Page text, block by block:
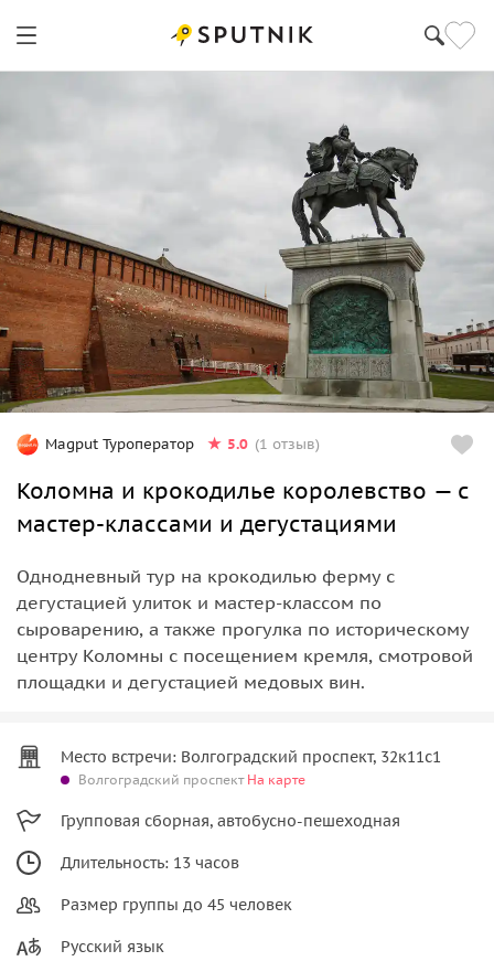
Magput Туроператор 5.0 (1 отзыв)
Коломна и крокодилье королевство — с
мастер-классами и дегустациями
Однодневный тур на крокодилью ферму с
дегустацией улиток и мастер-классом по
сыроварению, а также прогулка по историческому
центру Коломны с посещением кремля, смотровой
площадки и дегустацией медовых вин.
Место встречи: Волгоградский проспект, 32к11с1
Волгоградский проспект На карте
Групповая сборная, автобусно-пешеходная
Длительность: 13 часов
Размер группы до 45 человек
Русский язык